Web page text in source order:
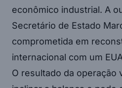
econômico industrial. A
Secretário de Estado
comprometida em
internacional com um
O resultado da operação